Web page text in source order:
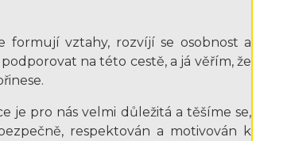
formují vztahy, rozvíjí se osobnost a
na této cestě, a já věřím, že
je pro nás velmi důležitá a těšíme se,
respektován a motivován k